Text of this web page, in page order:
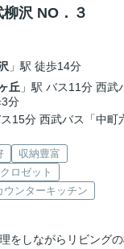
沢 NO．３
」駅 徒歩14分
丘 」駅 バス11分 西武
3分
15分 西武バス「中町
収納豊富
ロゼット
ウンターキッチン
をしながらリビング